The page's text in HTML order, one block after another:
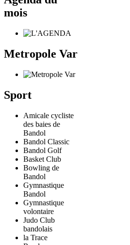
mois
Metropole Var
Sport
Amicale cycliste
des baies de
Bandol
Bandol Classic
Bandol Golf
Basket Club
Bowling de
Bandol
Gymnastique
Bandol
Gymnastique
volontaire
Judo Club
bandolais
la Trace